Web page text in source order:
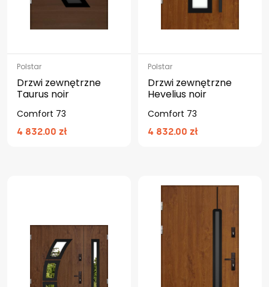
Polstar
Drzwi zewnętrzne
Taurus noir
Comfort 73
4 832.00 zł
Polstar
Drzwi zewnętrzne
Hevelius noir
Comfort 73
4 832.00 zł